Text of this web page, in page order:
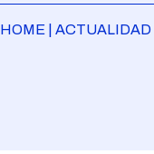
HOME |